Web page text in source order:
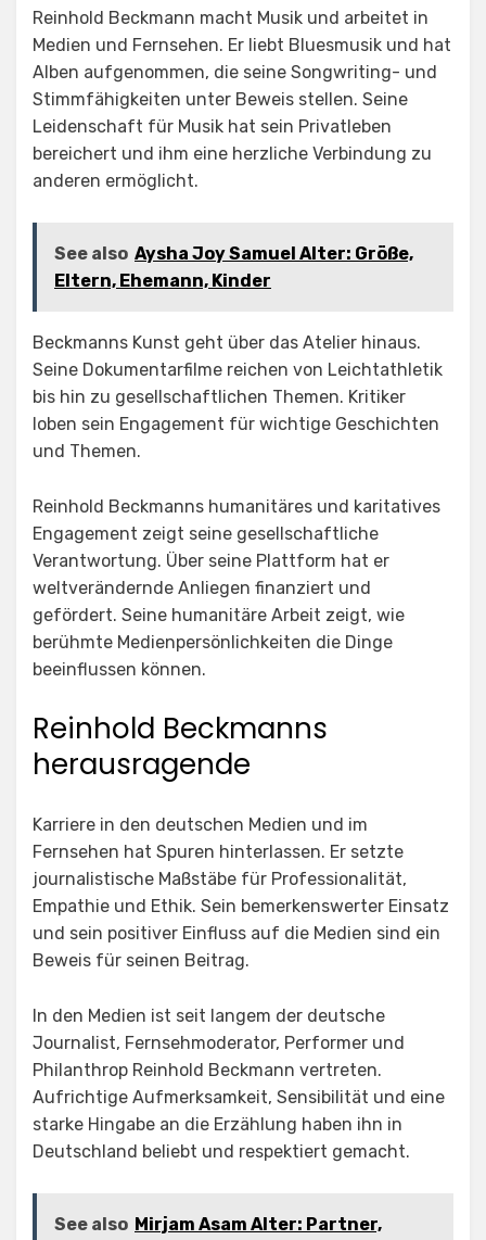
Reinhold Beckmann macht Musik und arbeitet in
Medien und Fernsehen. Er liebt Bluesmusik und hat
Alben aufgenommen, die seine Songwriting- und
Stimmfähigkeiten unter Beweis stellen. Seine
Leidenschaft für Musik hat sein Privatleben
bereichert und ihm eine herzliche Verbindung zu
anderen ermöglicht.
See also Aysha Joy Samuel Alter: Größe,
Eltern, Ehemann, Kinder
Beckmanns Kunst geht über das Atelier hinaus.
Seine Dokumentarfilme reichen von Leichtathletik
bis hin zu gesellschaftlichen Themen. Kritiker
loben sein Engagement für wichtige Geschichten
und Themen.
Reinhold Beckmanns humanitäres und karitatives
Engagement zeigt seine gesellschaftliche
Verantwortung. Über seine Plattform hat er
weltverändernde Anliegen finanziert und
gefördert. Seine humanitäre Arbeit zeigt, wie
berühmte Medienpersönlichkeiten die Dinge
beeinflussen können.
Reinhold Beckmanns
herausragende
Karriere in den deutschen Medien und im
Fernsehen hat Spuren hinterlassen. Er setzte
journalistische Maßstäbe für Professionalität,
Empathie und Ethik. Sein bemerkenswerter Einsatz
und sein positiver Einfluss auf die Medien sind ein
Beweis für seinen Beitrag.
In den Medien ist seit langem der deutsche
Journalist, Fernsehmoderator, Performer und
Philanthrop Reinhold Beckmann vertreten.
Aufrichtige Aufmerksamkeit, Sensibilität und eine
starke Hingabe an die Erzählung haben ihn in
Deutschland beliebt und respektiert gemacht.
See also Mirjam Asam Alter: Partner,